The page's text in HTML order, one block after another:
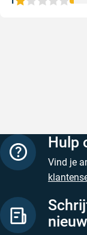
Hulp
Vind je